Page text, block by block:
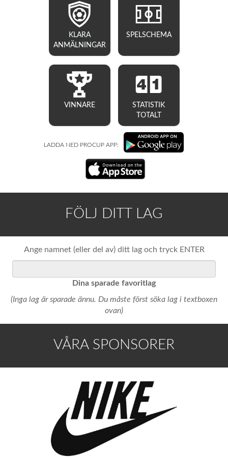
KLARA
ANMÄLNINGAR
SPELSCHEMA
VINNARE
STATISTIK
TOTALT
LADDA NED PROCUP APP:
FÖLJ DITT LAG
Ange namnet (eller del av) ditt lag och tryck ENTER
Dina sparade favoritlag
(Inga lag är sparade ännu. Du måste först söka lag i textboxen
ovan)
VÅRA SPONSORER